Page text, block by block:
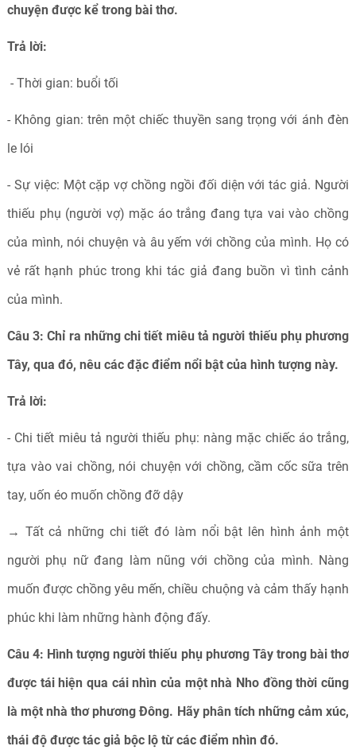
chuyện được kể trong bài thơ.
Trả lời:
- Thời gian: buổi tối
- Không gian: trên một chiếc thuyền sang trọng với ánh đèn
le lói
- Sự việc: Một cặp vợ chồng ngồi đối diện với tác giả. Người
thiếu phụ (người vợ) mặc áo trắng đang tựa vai vào chồng
của mình, nói chuyện và âu yếm với chồng của mình. Họ có
vẻ rất hạnh phúc trong khi tác giả đang buồn vì tình cảnh
của mình.
Câu 3: Chỉ ra những chi tiết miêu tả người thiếu phụ phương
Tây, qua đó, nêu các đặc điểm nổi bật của hình tượng này.
Trả lời:
- Chi tiết miêu tả người thiếu phụ: nàng mặc chiếc áo trắng,
tựa vào vai chồng, nói chuyện với chồng, cầm cốc sữa trên
tay, uốn éo muốn chồng đỡ dậy
→ Tất cả những chi tiết đó làm nổi bật lên hình ảnh một
người phụ nữ đang làm nũng với chồng của mình. Nàng
muốn được chồng yêu mến, chiều chuộng và cảm thấy hạnh
phúc khi làm những hành động đấy.
Câu 4: Hình tượng người thiếu phụ phương Tây trong bài thơ
được tái hiện qua cái nhìn của một nhà Nho đồng thời cũng
là một nhà thơ phương Đông. Hãy phân tích những cảm xúc,
thái độ được tác giả bộc lộ từ các điểm nhìn đó.